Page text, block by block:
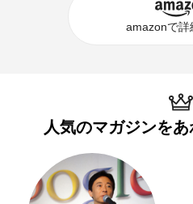
amazonで詳
人気のマガジンをあ